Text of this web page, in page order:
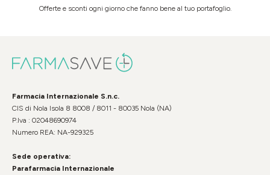
Offerte e sconti ogni giorno che fanno bene al tuo portafoglio.
Farmacia Internazionale S.n.c.
CIS di Nola Isola 8 8008 / 8011 - 80035 Nola (NA)
P.Iva : 02048690974
Numero REA: NA-929325
Sede operativa:
Parafarmacia Internazionale